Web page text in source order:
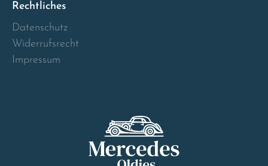
Rechtliches
Datenschutz
Widerrufsrecht
Impressum